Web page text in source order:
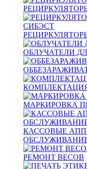
ОБЛУЧАТЕЛИ
МАРКИРОВКА
КАССОВЫЕ
РЕМОНТ ВЕСОВ